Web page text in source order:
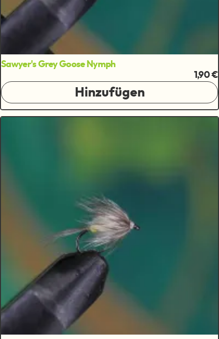
Sawyer's Grey Goose Nymph
1,90 €
Hinzufügen